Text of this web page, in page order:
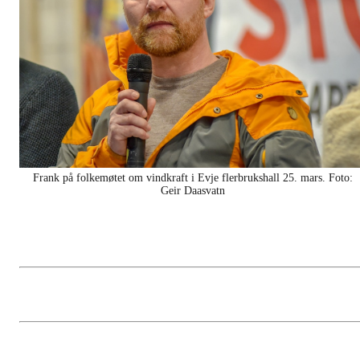
Frank på folkemøtet om vindkraft i Evje flerbrukshall 25. mars. Foto:
Geir Daasvatn